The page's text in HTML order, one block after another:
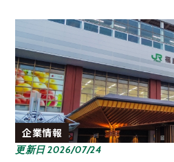
企業情報
更新日 2026/07/24